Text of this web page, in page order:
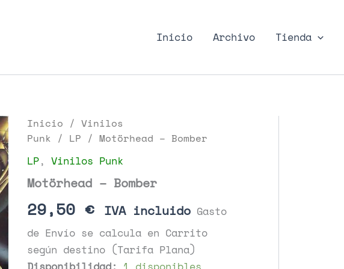
Inicio Archivo Tienda
Inicio / Vinilos
Punk / LP / Motörhead – Bomber
LP, Vinilos Punk
Motörhead – Bomber
29,50 € IVA incluido Gasto
de Envío se calcula en Carrito
según destino (Tarifa Plana)